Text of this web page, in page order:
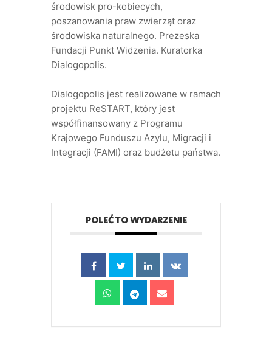
środowisk pro-kobiecych,
poszanowania praw zwierząt oraz
środowiska naturalnego. Prezeska
Fundacji Punkt Widzenia. Kuratorka
Dialogopolis.
Dialogopolis jest realizowane w ramach
projektu ReSTART, który jest
współfinansowany z Programu
Krajowego Funduszu Azylu, Migracji i
Integracji (FAMI) oraz budżetu państwa.
POLEĆ TO WYDARZENIE